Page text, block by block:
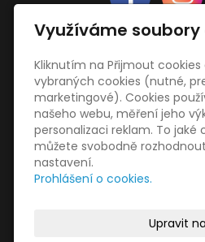
Obchodní
Zásady zpracování
Obrázky
a
OneDrive
HopToDesk
Využíváme soubory
Kliknutím na Přijmout
vybraných cookies (nutné,
marketingové). Cookies
našeho webu, měření jeho
personalizaci reklam. To jaké
můžete svobodně
nastavení.
Prohlášení o cookies.
Upravit